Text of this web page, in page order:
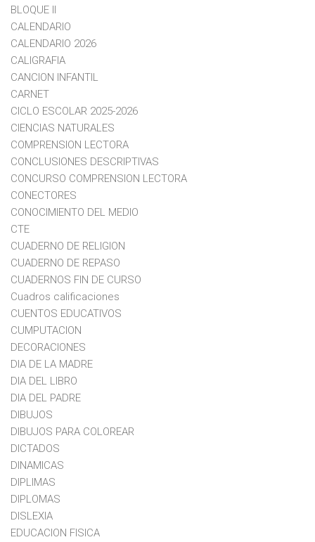
BLOQUE II
CALENDARIO
CALENDARIO 2026
CALIGRAFIA
CANCION INFANTIL
CARNET
CICLO ESCOLAR 2025-2026
CIENCIAS NATURALES
COMPRENSION LECTORA
CONCLUSIONES DESCRIPTIVAS
CONCURSO COMPRENSION LECTORA
CONECTORES
CONOCIMIENTO DEL MEDIO
CTE
CUADERNO DE RELIGION
CUADERNO DE REPASO
CUADERNOS FIN DE CURSO
Cuadros calificaciones
CUENTOS EDUCATIVOS
CUMPUTACION
DECORACIONES
DIA DE LA MADRE
DIA DEL LIBRO
DIA DEL PADRE
DIBUJOS
DIBUJOS PARA COLOREAR
DICTADOS
DINAMICAS
DIPLIMAS
DIPLOMAS
DISLEXIA
EDUCACION FISICA